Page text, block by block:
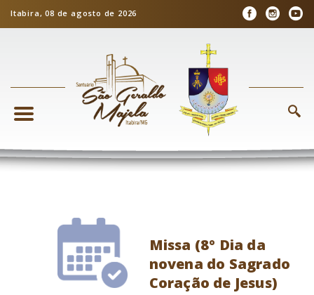
Itabira, 08 de agosto de 2026
Missa (8º Dia da
novena do Sagrado
Coração de Jesus)